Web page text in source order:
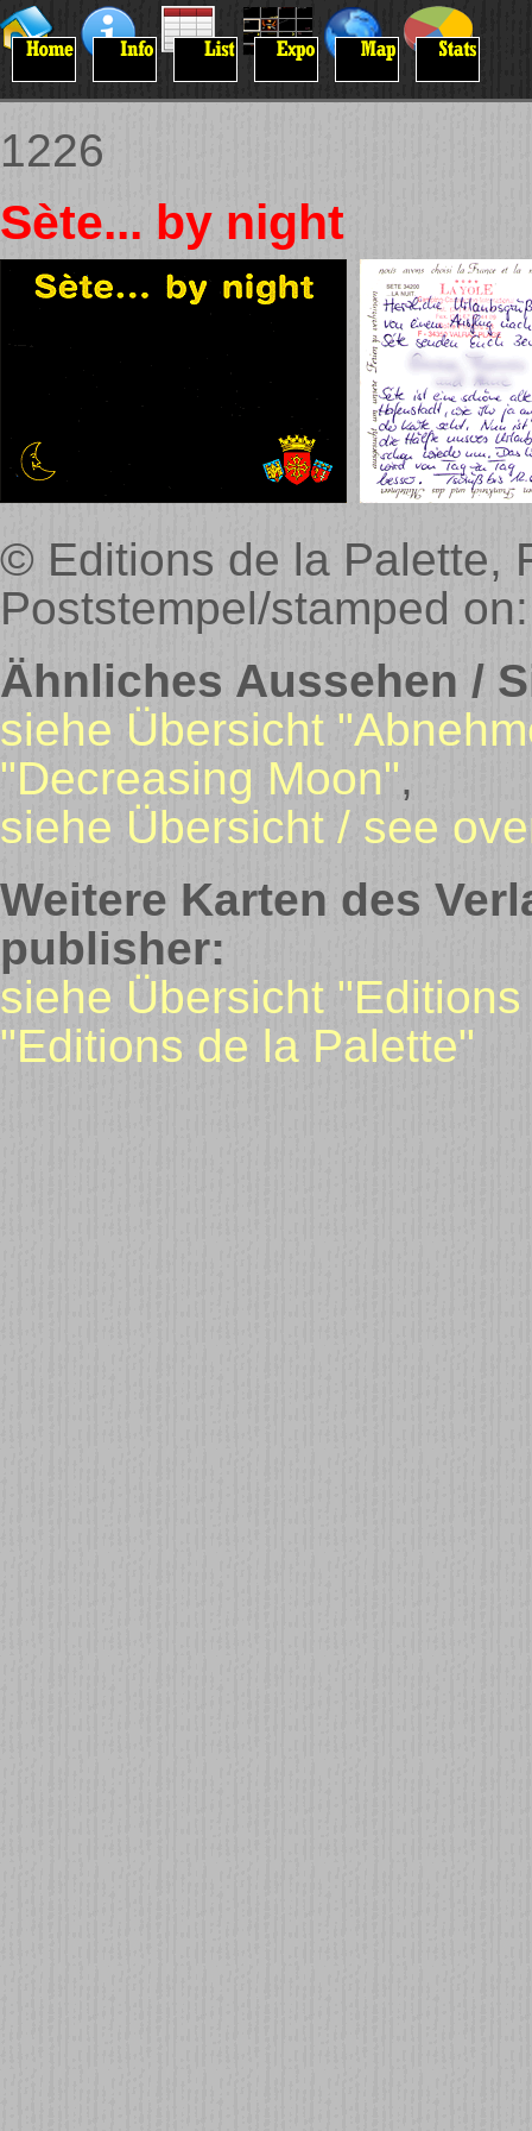
1226
Sète... by night
© Editions de la Palette,
Poststempel/stamped
Ähnliches Aussehen /
siehe Übersicht
"Decreasing Moon",
siehe Übersicht / see
Weitere Karten des
publisher:
siehe Übersicht
"Editions de la Palette"